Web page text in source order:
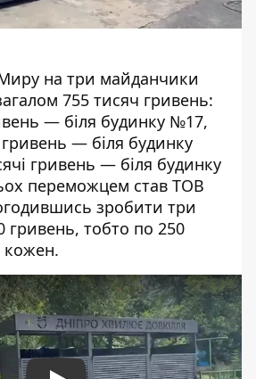
на три майданчики
755 тисяч гривень:
— біля будинку №17,
— біля будинку
гривень — біля будинку
переможцем став ТОВ
зробити три
гривень, тобто по 250
кожен.